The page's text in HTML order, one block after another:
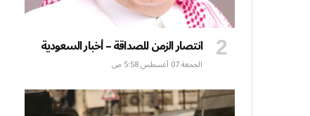
انتصار الزمن للصداقة – أخبار السعودية
الجمعة 07 أغسطس 5:58 ص